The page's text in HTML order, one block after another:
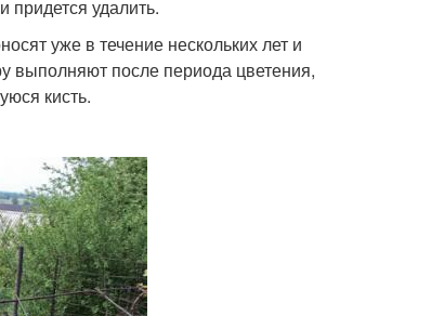
придется удалить.
уже в течение нескольких лет и
выполняют после периода цветения,
кисть.